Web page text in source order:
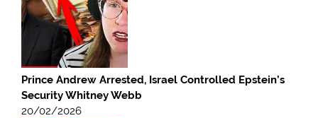
Prince Andrew Arrested, Israel Controlled Epstein’s
Security Whitney Webb
20/02/2026